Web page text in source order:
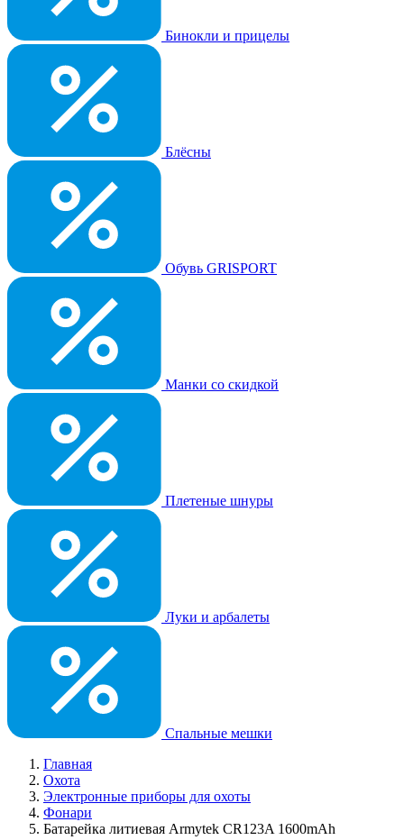
Бинокли и прицелы
Блёсны
Обувь GRISPORT
Манки со скидкой
Плетеные шнуры
Луки и арбалеты
Спальные мешки
Главная
Охота
Электронные приборы для охоты
Фонари
Батарейка литиевая Armytek CR123A 1600mAh